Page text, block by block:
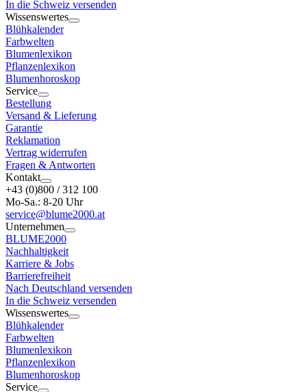
In die Schweiz versenden
Wissenswertes
Blühkalender
Farbwelten
Blumenlexikon
Pflanzenlexikon
Blumenhoroskop
Service
Bestellung
Versand & Lieferung
Garantie
Reklamation
Vertrag widerrufen
Fragen & Antworten
Kontakt
+43 (0)800 / 312 100
Mo-Sa.: 8-20 Uhr
service@blume2000.at
Unternehmen
BLUME2000
Nachhaltigkeit
Karriere & Jobs
Barrierefreiheit
Nach Deutschland versenden
In die Schweiz versenden
Wissenswertes
Blühkalender
Farbwelten
Blumenlexikon
Pflanzenlexikon
Blumenhoroskop
Service